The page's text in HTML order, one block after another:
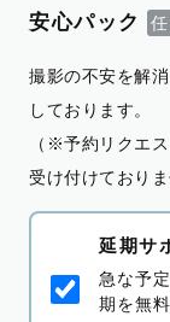
安心パック
撮影の不安を解
しております。
（※予約リクエ
受け付けておりま
延期サ
急な予
期を無